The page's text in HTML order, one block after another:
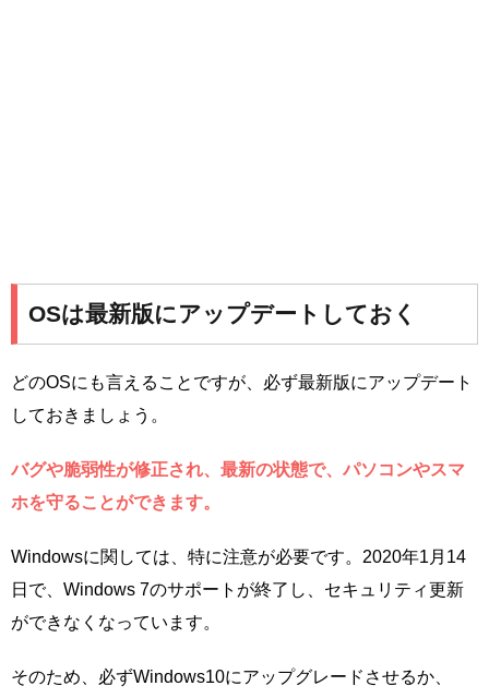
OSは最新版にアップデートしておく
どのOSにも言えることですが、必ず最新版にアップデート
しておきましょう。
バグや脆弱性が修正され、最新の状態で、パソコンやスマ
ホを守ることができます。
Windowsに関しては、特に注意が必要です。2020年1月14
日で、Windows 7のサポートが終了し、セキュリティ更新
ができなくなっています。
そのため、必ずWindows10にアップグレードさせるか、